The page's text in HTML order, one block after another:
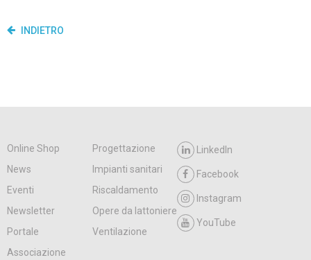
INDIETRO
Online Shop
Progettazione
News
Impianti sanitari
Eventi
Riscaldamento
Newsletter
Opere da lattoniere
Portale
Ventilazione
LinkedIn
Facebook
Instagram
YouTube
Associazione